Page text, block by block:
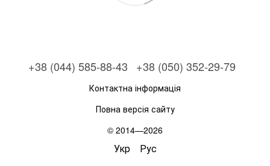
+38 (044) 585-88-43 +38 (050) 352-29-79
Контактна інформація
Повна версія сайту
© 2014—2026
Укр Рус